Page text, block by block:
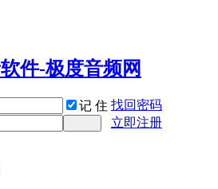
记 住 找回密码
立即注册